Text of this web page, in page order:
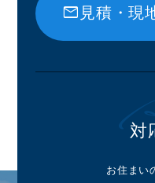
mail 見積・現
対
お住まい